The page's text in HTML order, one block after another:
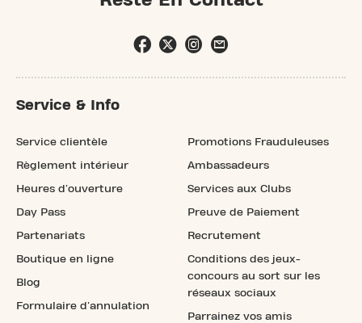
Service & Info
Service clientèle
Règlement intérieur
Heures d'ouverture
Day Pass
Partenariats
Boutique en ligne
Blog
Formulaire d'annulation
Promotions Frauduleuses
Ambassadeurs
Services aux Clubs
Preuve de Paiement
Recrutement
Conditions des jeux-
concours au sort sur les
réseaux sociaux
Parrainez vos amis